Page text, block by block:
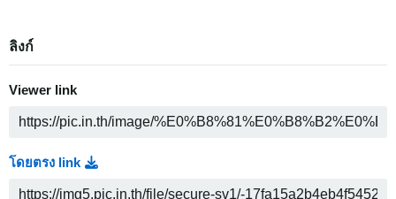
ลิงก์
Viewer link
โดยตรง link